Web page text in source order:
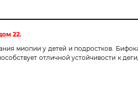
22.
миопии у детей и подростков.
отличной устойчивости к